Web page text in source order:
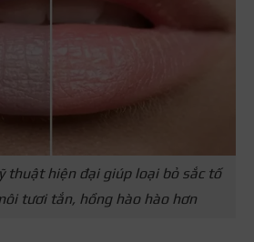
thuật hiện đại giúp loại bỏ sắc tố
tươi tắn, hồng hào hào hơn